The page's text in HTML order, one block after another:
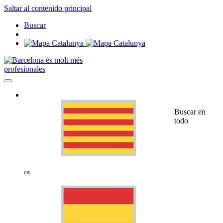
Saltar al contenido principal
Buscar
profesionales
ca
Buscar en
todo